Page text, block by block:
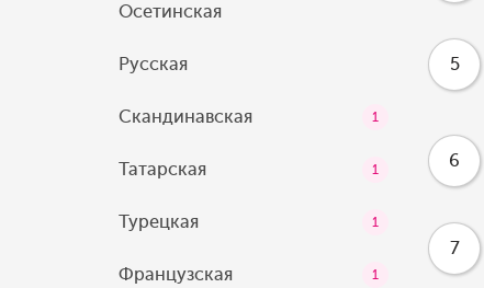
Осетинская
Русская
Скандинавская 1
Татарская 1
Турецкая 1
Французская 1
5
6
7